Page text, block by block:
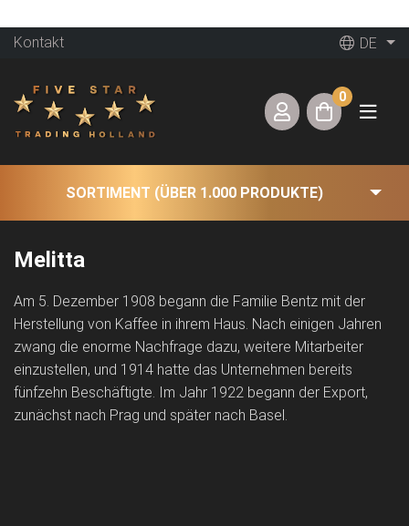
Kontakt DE
0
SORTIMENT (ÜBER 1.000 PRODUKTE)
Melitta
Am 5. Dezember 1908 begann die Familie Bentz mit der
Herstellung von Kaffee in ihrem Haus. Nach einigen Jahren
zwang die enorme Nachfrage dazu, weitere Mitarbeiter
einzustellen, und 1914 hatte das Unternehmen bereits
fünfzehn Beschäftigte. Im Jahr 1922 begann der Export,
zunächst nach Prag und später nach Basel.